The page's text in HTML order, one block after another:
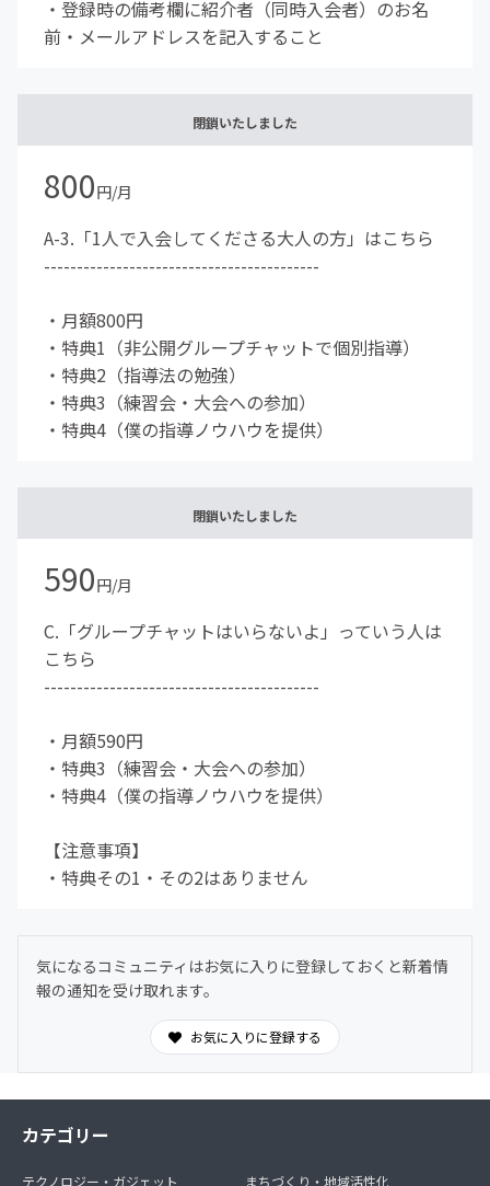
・登録時の備考欄に紹介者（同時入会者）のお名
前・メールアドレスを記入すること
閉鎖いたしました
800円/月
A-3.「1人で入会してくださる大人の方」はこちら
------------------------------------------
・月額800円
・特典1（非公開グループチャットで個別指導）
・特典2（指導法の勉強）
・特典3（練習会・大会への参加）
・特典4（僕の指導ノウハウを提供）
閉鎖いたしました
590円/月
C.「グループチャットはいらないよ」っていう人は
こちら
------------------------------------------
・月額590円
・特典3（練習会・大会への参加）
・特典4（僕の指導ノウハウを提供）
【注意事項】
・特典その1・その2はありません
気になるコミュニティはお気に入りに登録しておくと新着情
報の通知を受け取れます。
お気に入りに登録する
カテゴリー
テクノロジー・ガジェット
まちづくり・地域活性化